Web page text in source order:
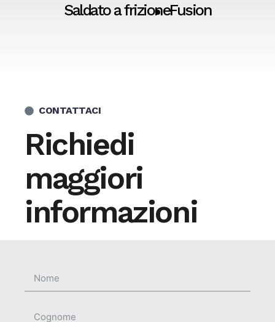
Saldato a frizioneFusion
CONTATTACI
Richiedi
maggiori
informazioni